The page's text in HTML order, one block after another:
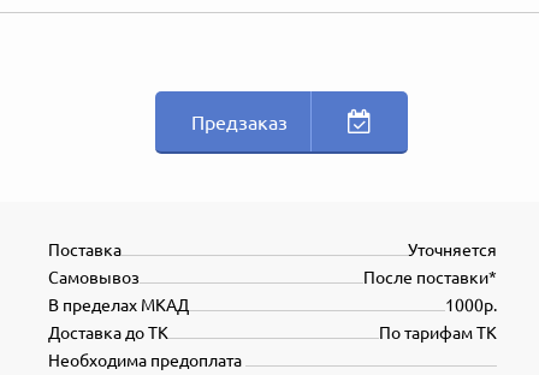
Предзаказ
Уточняется
Поставка
После поставки*
Самовывоз
1000р.
В пределах МКАД
По тарифам ТК
Доставка до ТК
Необходима предоплата